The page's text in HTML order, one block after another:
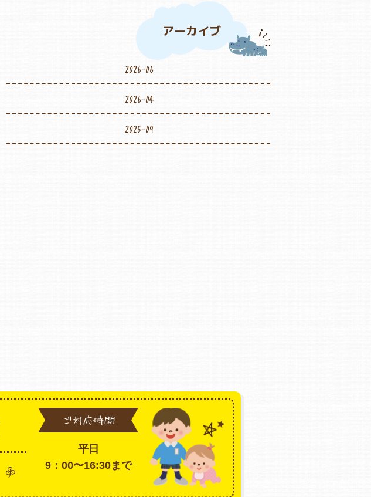
アーカイブ
2026-06
2026-04
2025-09
ご対応時間
平日
9：00〜16:30まで